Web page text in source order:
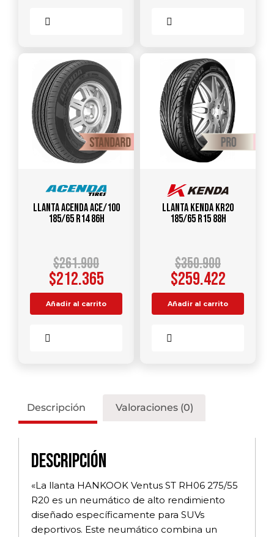
Llanta ACENDA ACE/100
185/65 R14 86H
$261.900
$212.365
Añadir al carrito
Llanta KENDA KR20
185/65 R15 88H
$350.900
$259.422
Añadir al carrito
Descripción Valoraciones (0)
Descripción
«La llanta HANKOOK Ventus ST RH06 275/55
R20 es un neumático de alto rendimiento
diseñado específicamente para SUVs
deportivos. Este neumático combina un